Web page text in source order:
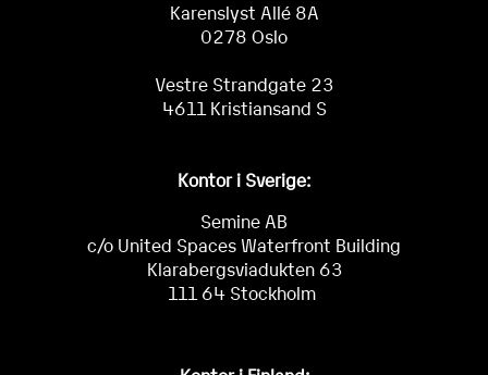
Karenslyst Allé 8A
0278 Oslo
Vestre Strandgate 23
4611 Kristiansand S
Kontor i Sverige:
Semine AB
c/o United Spaces Waterfront Building
Klarabergsviadukten 63
111 64 Stockholm